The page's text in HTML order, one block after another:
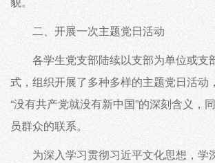
二、开展一次主题党日活动
各学生党支部陆续以支部为单位或支
式，组织开展了多种多样的主题党日活动
“没有共产党就没有新中国”的深刻含义，
员群众的联系。
为深入学习贯彻习近平文化思想，学